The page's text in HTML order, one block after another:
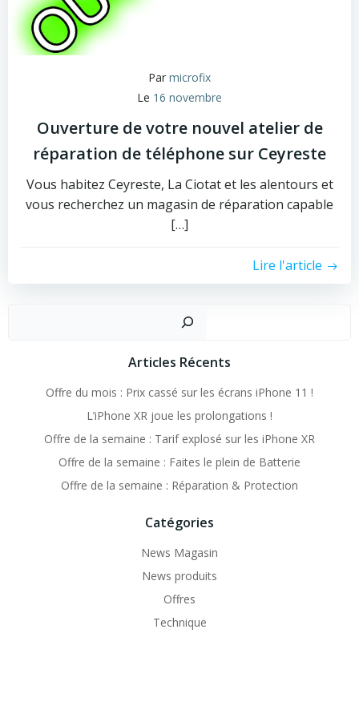
Par microfix
Le 16 novembre
Ouverture de votre nouvel atelier de
réparation de téléphone sur Ceyreste
Vous habitez Ceyreste, La Ciotat et les alentours et
vous recherchez un magasin de réparation capable
[…]
Lire l'article
Articles Récents
Offre du mois : Prix cassé sur les écrans iPhone 11 !
L’iPhone XR joue les prolongations !
Offre de la semaine : Tarif explosé sur les iPhone XR
Offre de la semaine : Faites le plein de Batterie
Offre de la semaine : Réparation & Protection
Catégories
News Magasin
News produits
Offres
Technique